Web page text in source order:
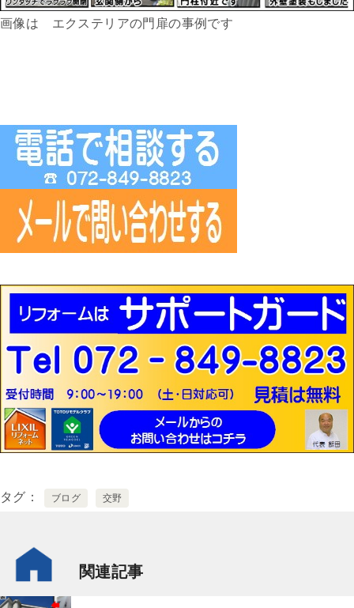
画像は エクステリアの門扉の事例です
タグ ブログ 交野
関連記事